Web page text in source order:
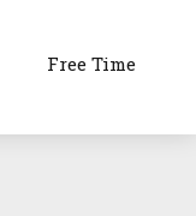
Free Time